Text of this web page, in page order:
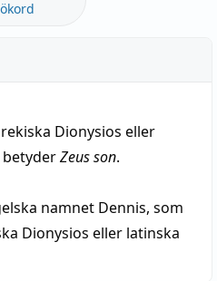
Dionysios eller
betyderZeus son.
namnet Dennis, som
Dionysios eller latinska